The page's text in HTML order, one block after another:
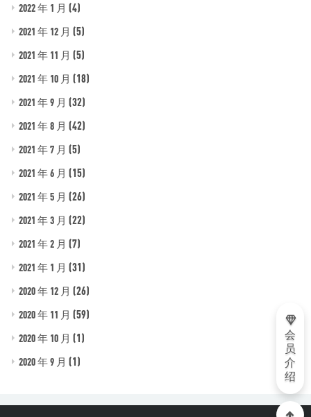
2022 年 1 月 (4)
2021 年 12 月 (5)
2021 年 11 月 (5)
2021 年 10 月 (18)
2021 年 9 月 (32)
2021 年 8 月 (42)
2021 年 7 月 (5)
2021 年 6 月 (15)
2021 年 5 月 (26)
2021 年 3 月 (22)
2021 年 2 月 (7)
2021 年 1 月 (31)
2020 年 12 月 (26)
2020 年 11 月 (59)
2020 年 10 月 (1)
2020 年 9 月 (1)
会
员
介
绍